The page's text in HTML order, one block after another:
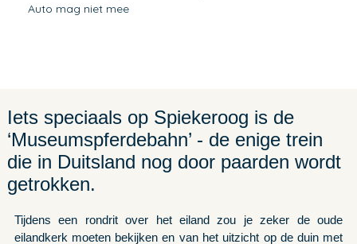
Auto mag niet mee
Iets speciaals op Spiekeroog is de
‘Museumspferdebahn’ - de enige trein
die in Duitsland nog door paarden wordt
getrokken.
Tijdens een rondrit over het eiland zou je zeker de oude
eilandkerk moeten bekijken en van het uitzicht op de duin met